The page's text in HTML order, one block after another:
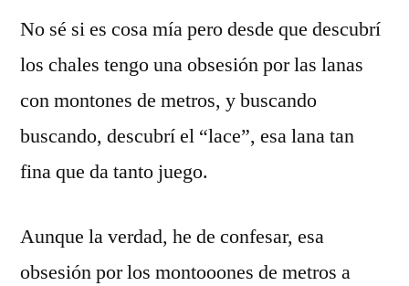
¡¡¡¡LACE!!!!
No sé si es cosa mía pero desde que descubrí
los chales tengo una obsesión por las lanas
con montones de metros, y buscando
buscando, descubrí el “lace”, esa lana tan
fina que da tanto juego.
Aunque la verdad, he de confesar, esa
obsesión por los montooones de metros a